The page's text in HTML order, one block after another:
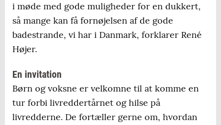
i møde med gode muligheder for en dukkert,
så mange kan få fornøjelsen af de gode
badestrande, vi har i Danmark, forklarer René
Højer.
En invitation
Børn og voksne er velkomne til at komme en
tur forbi livreddertårnet og hilse på
livredderne. De fortæller gerne om, hvordan